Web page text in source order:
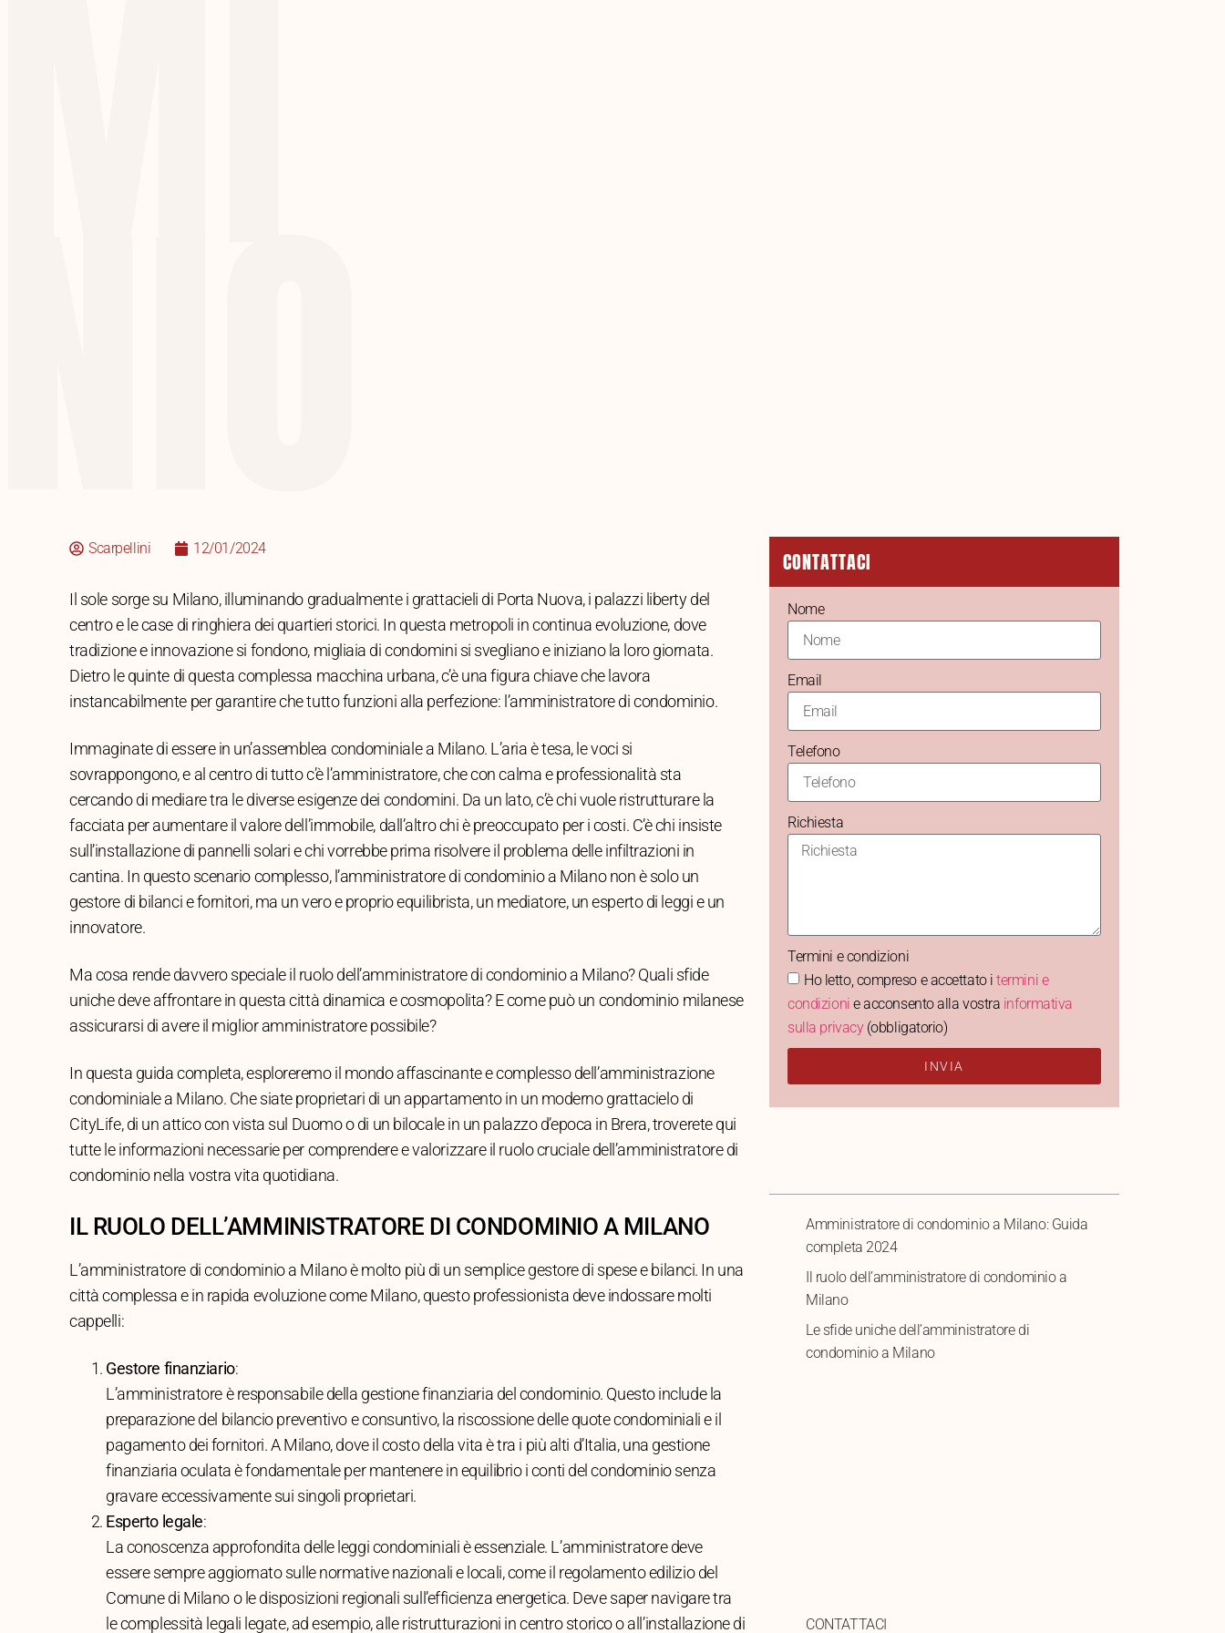
Scarpellini 12/01/2024
Il sole sorge su Milano, illuminando gradualmente i grattacieli di Porta Nuova, i palazzi liberty del
centro e le case di ringhiera dei quartieri storici. In questa metropoli in continua evoluzione, dove
tradizione e innovazione si fondono, migliaia di condomini si svegliano e iniziano la loro giornata.
Dietro le quinte di questa complessa macchina urbana, c’è una figura chiave che lavora
instancabilmente per garantire che tutto funzioni alla perfezione: l’amministratore di condominio.
Immaginate di essere in un’assemblea condominiale a Milano. L’aria è tesa, le voci si
sovrappongono, e al centro di tutto c’è l’amministratore, che con calma e professionalità sta
cercando di mediare tra le diverse esigenze dei condomini. Da un lato, c’è chi vuole ristrutturare la
facciata per aumentare il valore dell’immobile, dall’altro chi è preoccupato per i costi. C’è chi insiste
sull’installazione di pannelli solari e chi vorrebbe prima risolvere il problema delle infiltrazioni in
cantina. In questo scenario complesso, l’amministratore di condominio a Milano non è solo un
gestore di bilanci e fornitori, ma un vero e proprio equilibrista, un mediatore, un esperto di leggi e un
innovatore.
Ma cosa rende davvero speciale il ruolo dell’amministratore di condominio a Milano? Quali sfide
uniche deve affrontare in questa città dinamica e cosmopolita? E come può un condominio milanese
assicurarsi di avere il miglior amministratore possibile?
In questa guida completa, esploreremo il mondo affascinante e complesso dell’amministrazione
condominiale a Milano. Che siate proprietari di un appartamento in un moderno grattacielo di
CityLife, di un attico con vista sul Duomo o di un bilocale in un palazzo d’epoca in Brera, troverete qui
tutte le informazioni necessarie per comprendere e valorizzare il ruolo cruciale dell’amministratore di
condominio nella vostra vita quotidiana.
IL RUOLO DELL’AMMINISTRATORE DI CONDOMINIO A MILANO
L’amministratore di condominio a Milano è molto più di un semplice gestore di spese e bilanci. In una
città complessa e in rapida evoluzione come Milano, questo professionista deve indossare molti
cappelli:
Gestore finanziario:
L’amministratore è responsabile della gestione finanziaria del condominio. Questo include la
preparazione del bilancio preventivo e consuntivo, la riscossione delle quote condominiali e il
pagamento dei fornitori. A Milano, dove il costo della vita è tra i più alti d’Italia, una gestione
finanziaria oculata è fondamentale per mantenere in equilibrio i conti del condominio senza
gravare eccessivamente sui singoli proprietari.
Esperto legale:
La conoscenza approfondita delle leggi condominiali è essenziale. L’amministratore deve
essere sempre aggiornato sulle normative nazionali e locali, come il regolamento edilizio del
Comune di Milano o le disposizioni regionali sull’efficienza energetica. Deve saper navigare tra
le complessità legali legate, ad esempio, alle ristrutturazioni in centro storico o all’installazione di
CONTATTACI
Nome
Email
Telefono
Richiesta
Termini e condizioni
Ho letto, compreso e accettato itermini e
condizioni e acconsento alla vostra informativa
sulla privacy(obbligatorio)
INVIA
Amministratore di condominio a Milano: Guida
completa 2024
Il ruolo dell’amministratore di condominio a
Milano
Le sfide uniche dell’amministratore di
condominio a Milano
CONTATTACI